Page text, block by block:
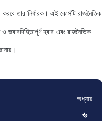
তার নির্ধারক। এই কোর্সটি রাজনৈতিক
হবার এবং রাজনৈতিক
অধ্যায়
৬